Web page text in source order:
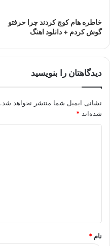
خاطره هام کوچ کردند چرا حرفتو
گوش کردم + دانلود اهنگ
دیدگاهتان را بنویسید
نشانی ایمیل شما منتشر نخواهد شد.
شده‌اند *
*
نام *